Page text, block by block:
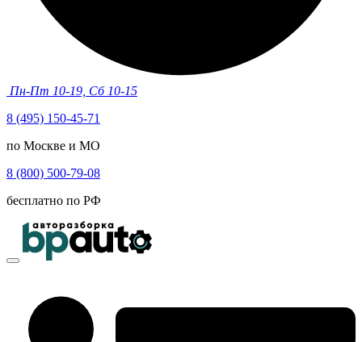
Пн-Пт 10-19, Сб 10-15
8 (495) 150-45-71
по Москве и МО
8 (800) 500-79-08
бесплатно по РФ